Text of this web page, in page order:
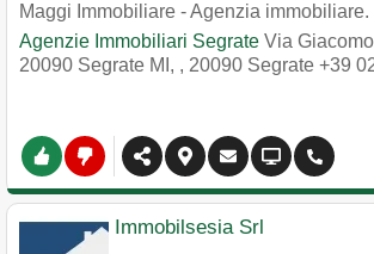
Maggi Immobiliare - Agenzia immobiliare.
Agenzie Immobiliari Segrate Via
20090 Segrate MI, , 20090 Segrate +39
Immobilsesia Srl